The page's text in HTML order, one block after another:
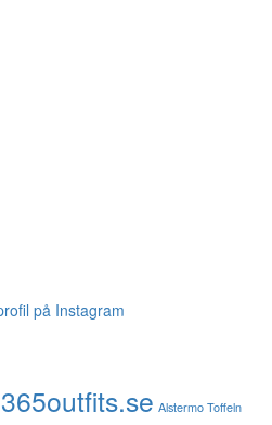
på Instagram
365outfits.se Alstermo Toffeln